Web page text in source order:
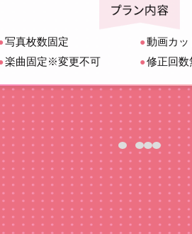
動画カット数固定
修正回数無制限